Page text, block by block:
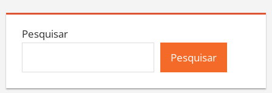
Pesquisar
Pesquisar